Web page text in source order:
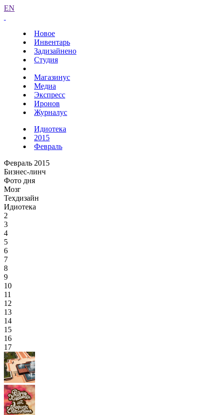
EN
Новое
Инвентарь
Задизайнено
Студия
Магазинус
Медиа
Экспресс
Иронов
Журналус
Идиотека
2015
Февраль
Февраль 2015
Бизнес-линч
Фото дня
Мозг
Техдизайн
Идиотека
2
3
4
5
6
7
8
9
10
11
12
13
14
15
16
17